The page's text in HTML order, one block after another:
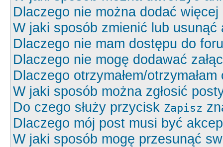
Dlaczego nie można dodać
W jaki sposób zmienić lub usunąć
Dlaczego nie mam dostępu do
Dlaczego nie mogę dodawać
Dlaczego otrzymałem/
W jaki sposób można zgłosić
Do czego służy przycisk Zapisz
Dlaczego mój post musi być
W jaki sposób mogę przesunąć